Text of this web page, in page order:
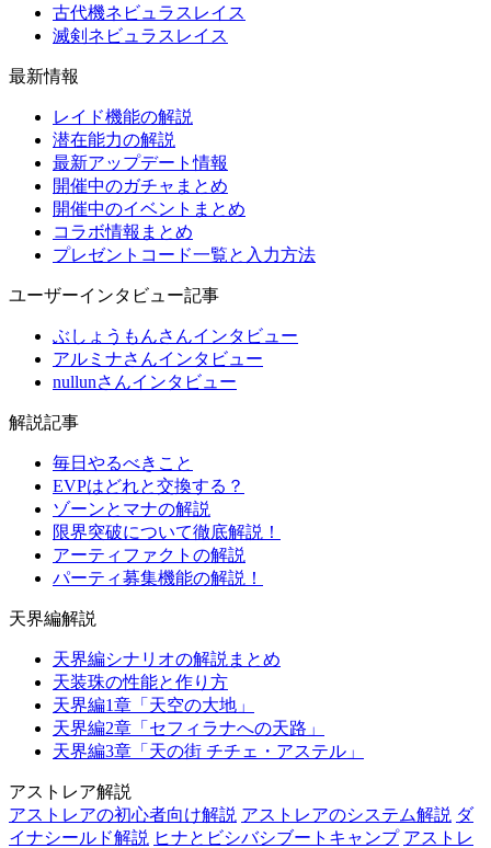
古代機ネビュラスレイス
滅剣ネビュラスレイス
最新情報
レイド機能の解説
潜在能力の解説
最新アップデート情報
開催中のガチャまとめ
開催中のイベントまとめ
コラボ情報まとめ
プレゼントコード一覧と入力方法
ユーザーインタビュー記事
ぶしょうもんさんインタビュー
アルミナさんインタビュー
nullunさんインタビュー
解説記事
毎日やるべきこと
EVPはどれと交換する？
ゾーンとマナの解説
限界突破について徹底解説！
アーティファクトの解説
パーティ募集機能の解説！
天界編解説
天界編シナリオの解説まとめ
天装珠の性能と作り方
天界編1章「天空の大地」
天界編2章「セフィラナへの天路」
天界編3章「天の街 チチェ・アステル」
アストレア解説
アストレアの初心者向け解説 アストレアのシステム解説 ダ
イナシールド解説 ヒナとビシバシブートキャンプ アストレ